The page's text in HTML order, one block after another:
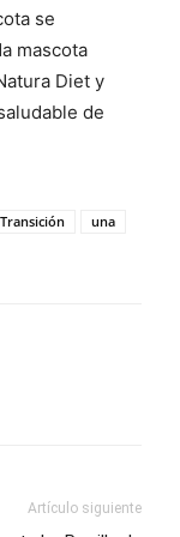
se
mascota
Diet y
de
Transición
una
Artículo siguiente